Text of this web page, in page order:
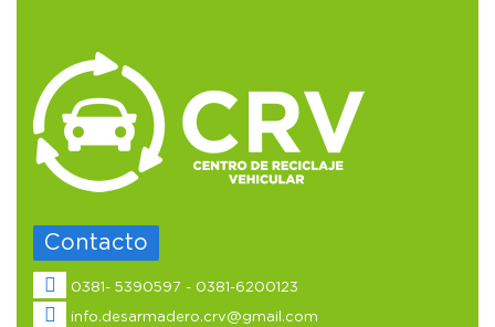
Contacto
0381- 5390597 - 0381-6200123
info.desarmadero.crv@gmail.com